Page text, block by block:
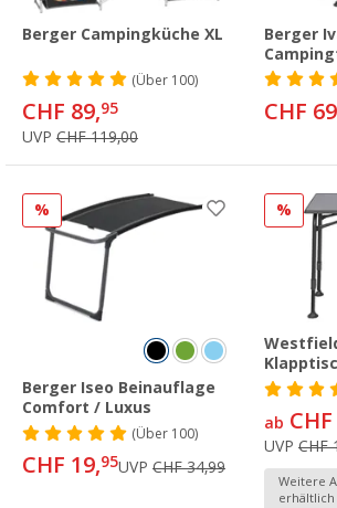
Berger Campingküche XL
(Über100)
CHF 89,95
UVP CHF 119,00
Berger
CHF
%
Berger Iseo Beinauflage
Comfort / Luxus
(Über100)
CHF 19,95UVP CHF 34,99
%
ab
UVP CHF
Weitere
erhältlich